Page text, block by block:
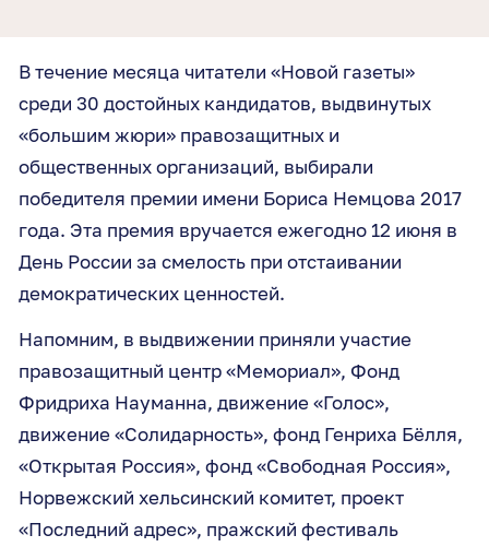
В течение месяца читатели «Новой газеты»
среди 30 достойных кандидатов, выдвинутых
«большим жюри» правозащитных и
общественных организаций, выбирали
победителя премии имени Бориса Немцова 2017
года. Эта премия вручается ежегодно 12 июня в
День России за смелость при отстаивании
демократических ценностей.
Напомним, в выдвижении приняли участие
правозащитный центр «Мемориал», Фонд
Фридриха Науманна, движение «Голос»,
движение «Солидарность», фонд Генриха Бёлля,
«Открытая Россия», фонд «Свободная Россия»,
Норвежский хельсинский комитет, проект
«Последний адрес», пражский фестиваль